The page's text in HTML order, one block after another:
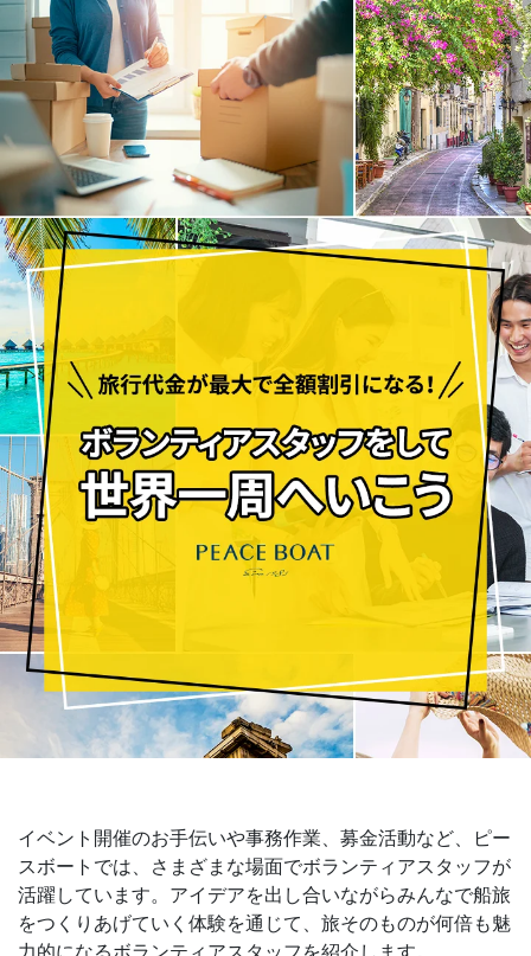
イベント開催のお手伝いや事務作業、募金活動など、ピー
スボートでは、さまざまな場面でボランティアスタッフが
活躍しています。アイデアを出し合いながらみんなで船旅
をつくりあげていく体験を通じて、旅そのものが何倍も魅
力的になるボランティアスタッフを紹介します。